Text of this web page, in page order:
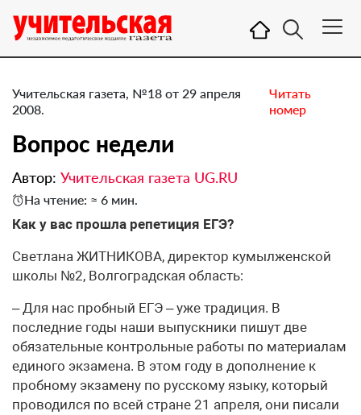
Учительская газета, №18 от 29 апреля
2008.
Читать
номер
Вопрос недели
Автор: Учительская газета UG.RU
На чтение: ≈ 6 мин.
Как у вас прошла репетиция ЕГЭ?
Светлана ЖИТНИКОВА, директор кумылженской
школы №2, Волгоградская область:
– Для нас пробный ЕГЭ – уже традиция. В
последние годы наши выпускники пишут две
обязательные контрольные работы по материалам
единого экзамена. В этом году в дополнение к
пробному экзамену по русскому языку, который
проводился по всей стране 21 апреля, они писали